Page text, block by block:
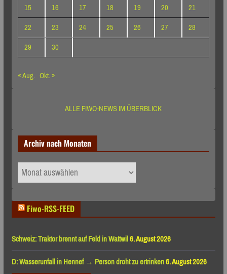
15
16 17 18 19 20
21
22
23 24 25 26 27
28
29
30
« Aug. Okt. »
ALLE FIWO-NEWS IM ÜBERBLICK
Archiv nach Monaten
Archiv
nach
Fiwo-RSS-FEED
Schweiz: Traktor brennt auf Feld in Wattwil6. August 2026
D: Wasserunfall in Hennef → Person droht zu ertrinken6. August 2026